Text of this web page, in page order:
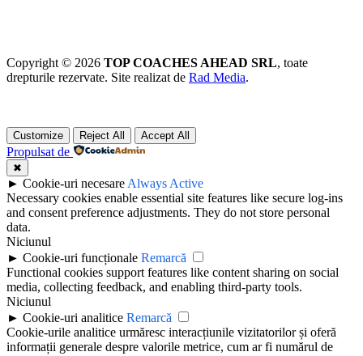
Copyright © 2026 TOP COACHES AHEAD SRL, toate
drepturile rezervate. Site realizat de Rad Media.
Customize Reject All Accept All
Propulsat de
✖
► Cookie-uri necesare Always Active
Necessary cookies enable essential site features like secure log-ins
and consent preference adjustments. They do not store personal
data.
Niciunul
► Cookie-uri funcționale Remarcă
Functional cookies support features like content sharing on social
media, collecting feedback, and enabling third-party tools.
Niciunul
► Cookie-uri analitice Remarcă
Cookie-urile analitice urmăresc interacțiunile vizitatorilor și oferă
informații generale despre valorile metrice, cum ar fi numărul de